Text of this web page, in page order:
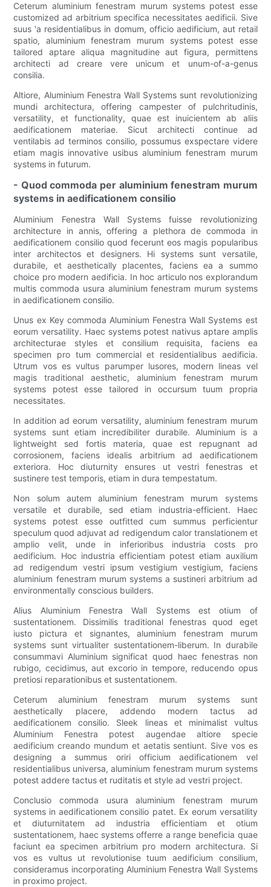
Ceterum aluminium fenestram murum systems potest esse
customized ad arbitrium specifica necessitates aedificii. Sive
suus 'a residentialibus in domum, officio aedificium, aut retail
spatio, aluminium fenestram murum systems potest esse
tailored aptare aliqua magnitudine aut figura, permittens
architecti ad creare vere unicum et unum-of-a-genus
consilia.
Altiore, Aluminium Fenestra Wall Systems sunt revolutionizing
mundi architectura, offering campester of pulchritudinis,
versatility, et functionality, quae est inuicientem ab aliis
aedificationem materiae. Sicut architecti continue ad
ventilabis ad terminos consilio, possumus exspectare videre
etiam magis innovative usibus aluminium fenestram murum
systems in futurum.
- Quod commoda per aluminium fenestram murum
systems in aedificationem consilio
Aluminium Fenestra Wall Systems fuisse revolutionizing
architecture in annis, offering a plethora de commoda in
aedificationem consilio quod fecerunt eos magis popularibus
inter architectos et designers. Hi systems sunt versatile,
durabile, et aesthetically placentes, faciens ea a summo
choice pro modern aedificia. In hoc articulo nos explorandum
multis commoda usura aluminium fenestram murum systems
in aedificationem consilio.
Unus ex Key commoda Aluminium Fenestra Wall Systems est
eorum versatility. Haec systems potest nativus aptare amplis
architecturae styles et consilium requisita, faciens ea
specimen pro tum commercial et residentialibus aedificia.
Utrum vos es vultus parumper lusores, modern lineas vel
magis traditional aesthetic, aluminium fenestram murum
systems potest esse tailored in occursum tuum propria
necessitates.
In addition ad eorum versatility, aluminium fenestram murum
systems sunt etiam incredibiliter durabile. Aluminium is a
lightweight sed fortis materia, quae est repugnant ad
corrosionem, faciens idealis arbitrium ad aedificationem
exteriora. Hoc diuturnity ensures ut vestri fenestras et
sustinere test temporis, etiam in dura tempestatum.
Non solum autem aluminium fenestram murum systems
versatile et durabile, sed etiam industria-efficient. Haec
systems potest esse outfitted cum summus perficientur
speculum quod adjuvat ad redigendum calor translationem et
amplio velit, unde in inferioribus industria costs pro
aedificium. Hoc industria efficientiam potest etiam auxilium
ad redigendum vestri ipsum vestigium vestigium, faciens
aluminium fenestram murum systems a sustineri arbitrium ad
environmentally conscious builders.
Alius Aluminium Fenestra Wall Systems est otium of
sustentationem. Dissimilis traditional fenestras quod eget
iusto pictura et signantes, aluminium fenestram murum
systems sunt virtualiter sustentationem-liberum. In durabile
consummavi Aluminium significat quod haec fenestras non
rubigo, cecidimus, aut excorio in tempore, reducendo opus
pretiosi reparationibus et sustentationem.
Ceterum aluminium fenestram murum systems sunt
aesthetically placere, addendo modern tactus ad
aedificationem consilio. Sleek lineas et minimalist vultus
Aluminium Fenestra potest augendae altiore specie
aedificium creando mundum et aetatis sentiunt. Sive vos es
designing a summus oriri officium aedificationem vel
residentialibus universa, aluminium fenestram murum systems
potest addere tactus et ruditatis et style ad vestri project.
Conclusio commoda usura aluminium fenestram murum
systems in aedificationem consilio patet. Ex eorum versatility
et diuturnitatem ad industria efficientiam et otium
sustentationem, haec systems offerre a range beneficia quae
faciunt ea specimen arbitrium pro modern architectura. Si
vos es vultus ut revolutionise tuum aedificium consilium,
consideramus incorporating Aluminium Fenestra Wall Systems
in proximo project.